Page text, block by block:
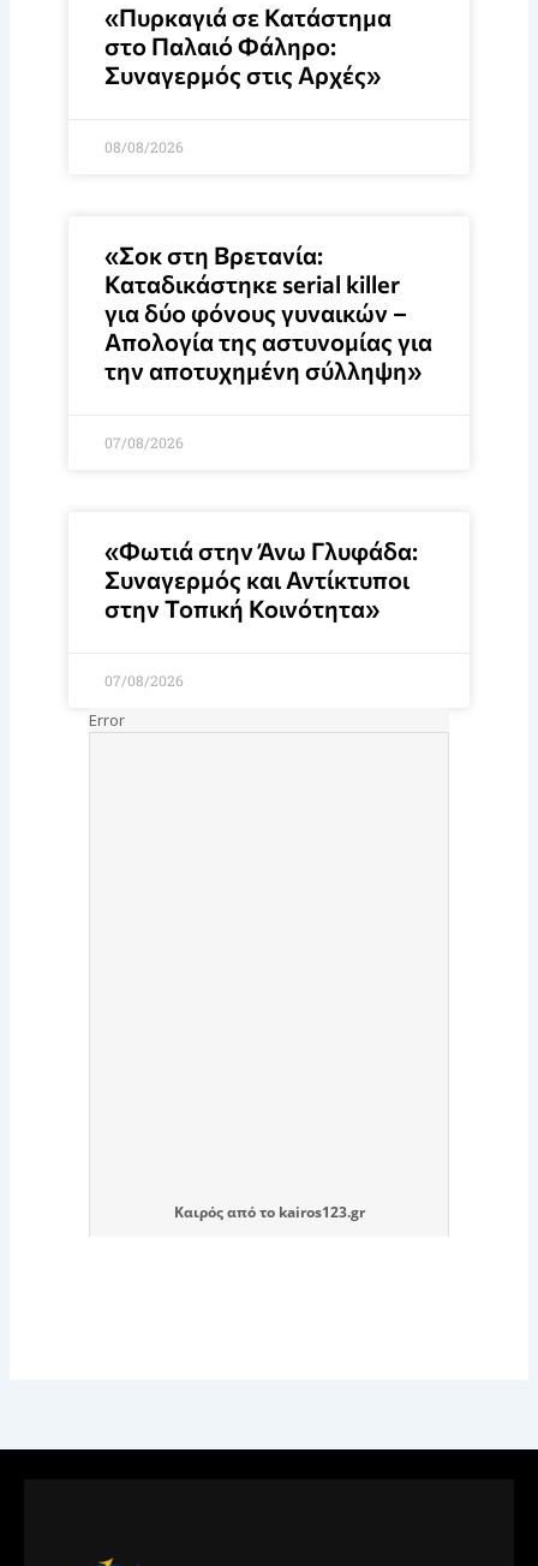
«Πυρκαγιά σε Κατάστημα
στο Παλαιό Φάληρο:
Συναγερμός στις Αρχές»
08/08/2026
«Σοκ στη Βρετανία:
Καταδικάστηκε serial killer
για δύο φόνους γυναικών –
Απολογία της αστυνομίας για
την αποτυχημένη σύλληψη»
07/08/2026
«Φωτιά στην Άνω Γλυφάδα:
Συναγερμός και Αντίκτυποι
στην Τοπική Κοινότητα»
07/08/2026
Καιρόςαπό το kairos123.gr